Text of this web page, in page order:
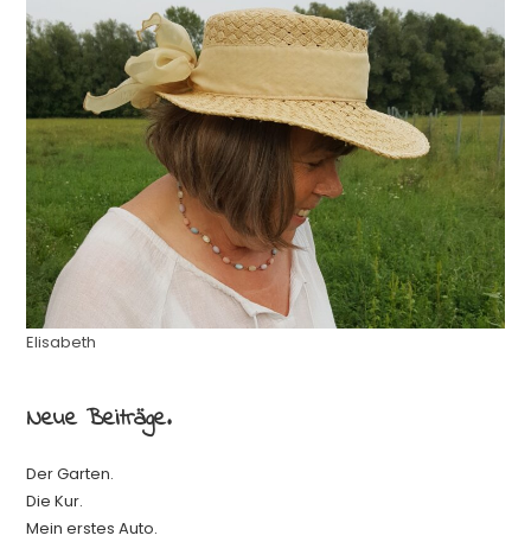
Elisabeth
Neue Beiträge.
Der Garten.
Die Kur.
Mein erstes Auto.